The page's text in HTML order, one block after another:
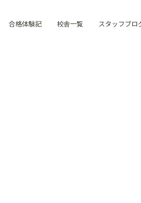
合格体験記 校舎一覧 スタッフブロ